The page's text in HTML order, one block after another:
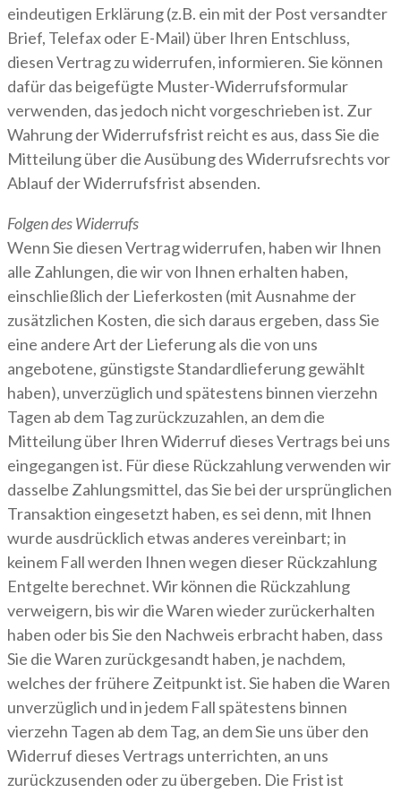
eindeutigen Erklärung (z.B. ein mit der Post versandter
Brief, Telefax oder E-Mail) über Ihren Entschluss,
diesen Vertrag zu widerrufen, informieren. Sie können
dafür das beigefügte Muster-Widerrufsformular
verwenden, das jedoch nicht vorgeschrieben ist. Zur
Wahrung der Widerrufsfrist reicht es aus, dass Sie die
Mitteilung über die Ausübung des Widerrufsrechts vor
Ablauf der Widerrufsfrist absenden.
Folgen des Widerrufs
Wenn Sie diesen Vertrag widerrufen, haben wir Ihnen
alle Zahlungen, die wir von Ihnen erhalten haben,
einschließlich der Lieferkosten (mit Ausnahme der
zusätzlichen Kosten, die sich daraus ergeben, dass Sie
eine andere Art der Lieferung als die von uns
angebotene, günstigste Standardlieferung gewählt
haben), unverzüglich und spätestens binnen vierzehn
Tagen ab dem Tag zurückzuzahlen, an dem die
Mitteilung über Ihren Widerruf dieses Vertrags bei uns
eingegangen ist. Für diese Rückzahlung verwenden wir
dasselbe Zahlungsmittel, das Sie bei der ursprünglichen
Transaktion eingesetzt haben, es sei denn, mit Ihnen
wurde ausdrücklich etwas anderes vereinbart; in
keinem Fall werden Ihnen wegen dieser Rückzahlung
Entgelte berechnet. Wir können die Rückzahlung
verweigern, bis wir die Waren wieder zurückerhalten
haben oder bis Sie den Nachweis erbracht haben, dass
Sie die Waren zurückgesandt haben, je nachdem,
welches der frühere Zeitpunkt ist. Sie haben die Waren
unverzüglich und in jedem Fall spätestens binnen
vierzehn Tagen ab dem Tag, an dem Sie uns über den
Widerruf dieses Vertrags unterrichten, an uns
zurückzusenden oder zu übergeben. Die Frist ist